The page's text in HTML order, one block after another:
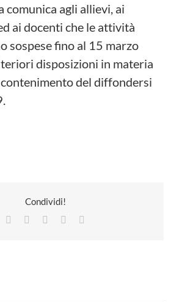
comunica agli allievi, ai
ai docenti che le attività
sospese fino al 15 marzo
disposizioni in materia
del diffondersi
Condividi!
Facebook LinkedInPinterest